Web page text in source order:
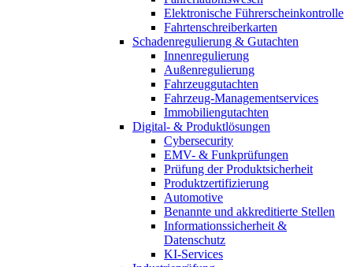
Elektronische Führerscheinkontrolle
Fahrtenschreiberkarten
Schadenregulierung & Gutachten
Innenregulierung
Außenregulierung
Fahrzeuggutachten
Fahrzeug-Managementservices
Immobiliengutachten
Digital- & Produktlösungen
Cybersecurity
EMV- & Funkprüfungen
Prüfung der Produktsicherheit
Produktzertifizierung
Automotive
Benannte und akkreditierte Stellen
Informationssicherheit &
Datenschutz
KI-Services